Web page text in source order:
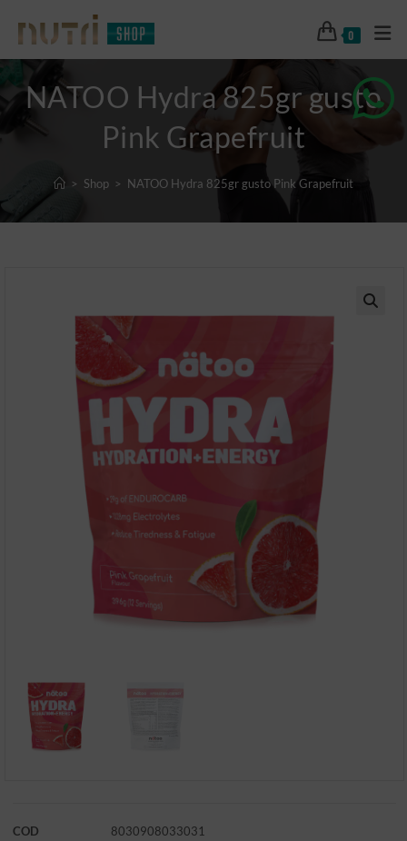
0
NATOO Hydra 825gr gusto
Pink Grapefruit
> Shop > NATOO Hydra 825gr gusto Pink Grapefruit
COD
8030908033031